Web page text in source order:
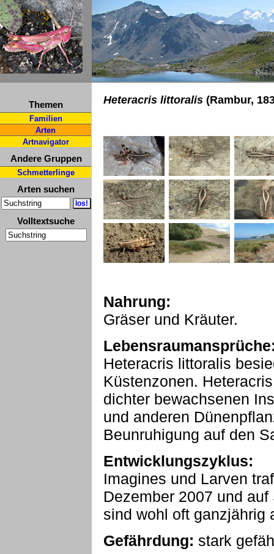
Themen
Familien
Arten
Artnavigator
Andere Gruppen
Schmetterlinge
Arten suchen
Volltextsuche
Heteracris littoralis (Rambur,
Nahrung:
Gräser und Kräuter.
Heteracris littoralis
Küstenzonen.
dichter bewachsenen
und anderen
Beunruhigung auf den
Entwicklungszyklus:
Imagines und Larven
Dezember 2007 und
sind wohl oft ganzjährig
Gefährdung: stark